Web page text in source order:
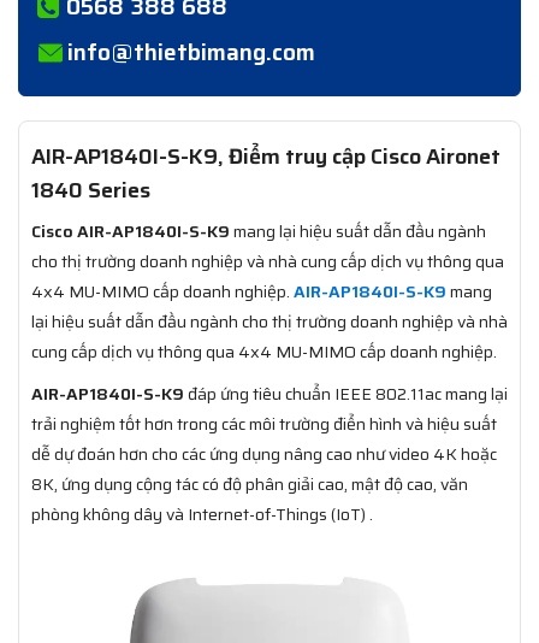
info@thietbimang.com
AIR-AP1840I-S-K9, Điểm truy cập Cisco Aironet
1840 Series
Cisco AIR-AP1840I-S-K9mang lại hiệu suất dẫn đầu ngành
cho thị trường doanh nghiệp và nhà cung cấp dịch vụ thông qua
4x4 MU-MIMO cấp doanh nghiệp.AIR-AP1840I-S-K9mang
lại hiệu suất dẫn đầu ngành cho thị trường doanh nghiệp và nhà
cung cấp dịch vụ thông qua 4x4 MU-MIMO cấp doanh nghiệp.
AIR-AP1840I-S-K9 đáp ứng tiêu chuẩn IEEE 802.11ac mang lại
trải nghiệm tốt hơn trong các môi trường điển hình và hiệu suất
dễ dự đoán hơn cho các ứng dụng nâng cao như video 4K hoặc
8K, ứng dụng cộng tác có độ phân giải cao, mật độ cao, văn
phòng không dây và Internet-of-Things (IoT) .